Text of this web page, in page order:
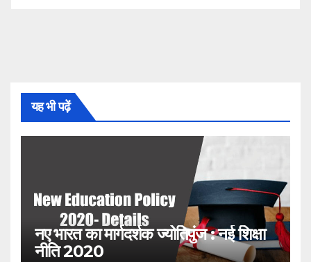
यह भी पढ़ें
नए भारत का मार्गदर्शक ज्योतिपुंज : नई शिक्षा
नीति 2020